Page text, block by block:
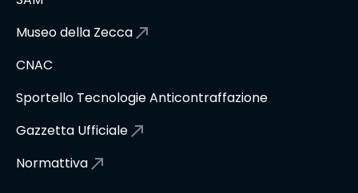
Museo della Zecca
CNAC
Sportello Tecnologie Anticontraffazione
Gazzetta Ufficiale
Normattiva